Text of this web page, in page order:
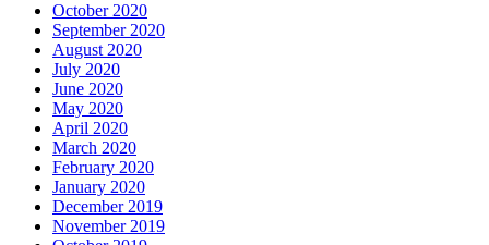
October 2020
September 2020
August 2020
July 2020
June 2020
May 2020
April 2020
March 2020
February 2020
January 2020
December 2019
November 2019